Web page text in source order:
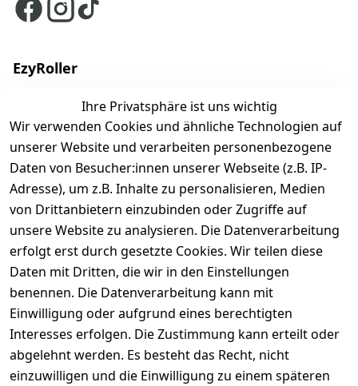
EzyRoller
Finde deinen Ezyroller
Modelle
EzyRoller Originals
EzyRoller X-Series
Zubehör
Ersatzteile
Sale & Bundle-Angebote
Händler werden
Über uns
Shop & Kontakt
Ihre Privatsphäre ist uns wichtig
Wir verwenden Cookies und ähnliche Technologien auf
unserer Website und verarbeiten personenbezogene
Daten von Besucher:innen unserer Webseite (z.B. IP-
Adresse), um z.B. Inhalte zu personalisieren, Medien
von Drittanbietern einzubinden oder Zugriffe auf
unsere Website zu analysieren. Die Datenverarbeitung
erfolgt erst durch gesetzte Cookies. Wir teilen diese
Daten mit Dritten, die wir in den Einstellungen
benennen. Die Datenverarbeitung kann mit
Einwilligung oder aufgrund eines berechtigten
Interesses erfolgen. Die Zustimmung kann erteilt oder
abgelehnt werden. Es besteht das Recht, nicht
einzuwilligen und die Einwilligung zu einem späteren